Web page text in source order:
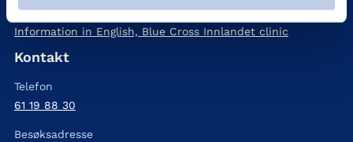
Information in English, Blue Cross Innlandet clinic
Kontakt
Telefon
61 19 88 30
Besøksadresse